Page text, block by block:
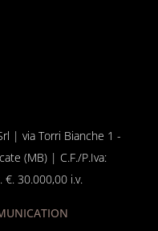
| via Torri Bianche 1 -
(MB) | C.F./P.Iva:
30.000,00 i.v.